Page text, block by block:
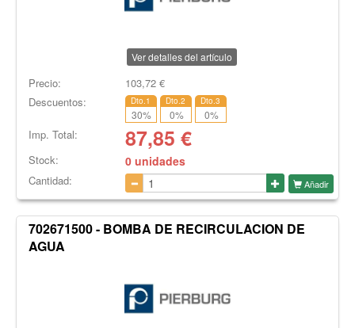
Ver detalles del artículo
Precio: 103,72€
Descuentos:
Dto.1
30%
Dto.2
0%
Dto.3
0%
Imp. Total: 87,85 €
Stock: 0 unidades
Cantidad: Añadir
702671500 - BOMBA DE RECIRCULACION DE
AGUA